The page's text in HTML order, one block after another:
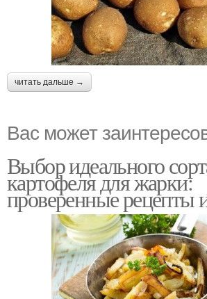
читать дальше →
Вас может
Выбор идеального
картофеля для жарки:
проверенные рецепты